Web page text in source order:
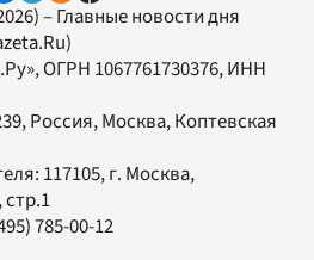
– Главные новости дня
, ОГРН 1067761730376, ИНН
Россия, Москва, Коптевская
117105, г. Москва,
785-00-12